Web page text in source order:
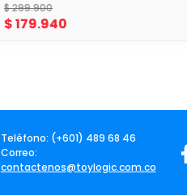
$299.900
$179.940
Teléfono: (+601) 489 68 46
Correo:
contactenos@toylogic.com.co